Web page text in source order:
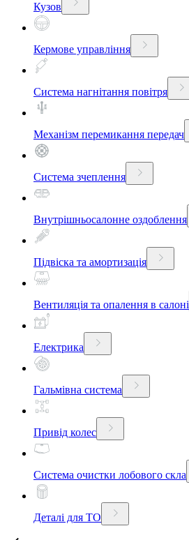
Кузов
Кермове управління
Система нагнітання повітря
Механізм перемикання передач
Система зчеплення
Внутрішньосалонне оздоблення
Підвіска та амортизація
Вентиляція та опалення в салоні
Електрика
Гальмівна система
Привід колес
Система очистки лобового скла
Деталі для ТО